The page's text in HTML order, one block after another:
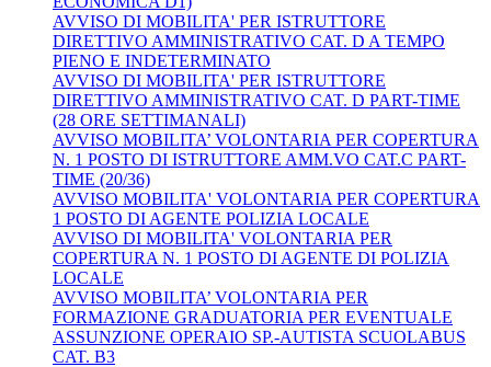
AVVISO DI MOBILITA' PER ISTRUTTORE
DIRETTIVO AMMINISTRATIVO CAT. D A TEMPO
PIENO E INDETERMINATO
AVVISO DI MOBILITA' PER ISTRUTTORE
DIRETTIVO AMMINISTRATIVO CAT. D PART-TIME
(28 ORE SETTIMANALI)
AVVISO MOBILITA’ VOLONTARIA PER COPERTURA
N. 1 POSTO DI ISTRUTTORE AMM.VO CAT.C PART-
TIME (20/36)
AVVISO MOBILITA' VOLONTARIA PER COPERTURA
1 POSTO DI AGENTE POLIZIA LOCALE
AVVISO DI MOBILITA' VOLONTARIA PER
COPERTURA N. 1 POSTO DI AGENTE DI POLIZIA
LOCALE
AVVISO MOBILITA’ VOLONTARIA PER
FORMAZIONE GRADUATORIA PER EVENTUALE
ASSUNZIONE OPERAIO SP.-AUTISTA SCUOLABUS
CAT. B3